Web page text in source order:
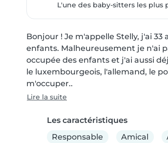
L'une des baby-sitters les plus
Bonjour ! Je m'appelle Stelly, j'ai
enfants. Malheureusement je n'ai
occupée des enfants et j'ai aussi
le luxembourgeois, l'allemand, le
m'occuper..
Lire la suite
Les caractéristiques
Responsable
Amical